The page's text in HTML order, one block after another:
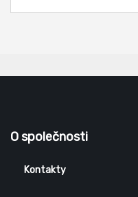
O společnosti
Kontakty